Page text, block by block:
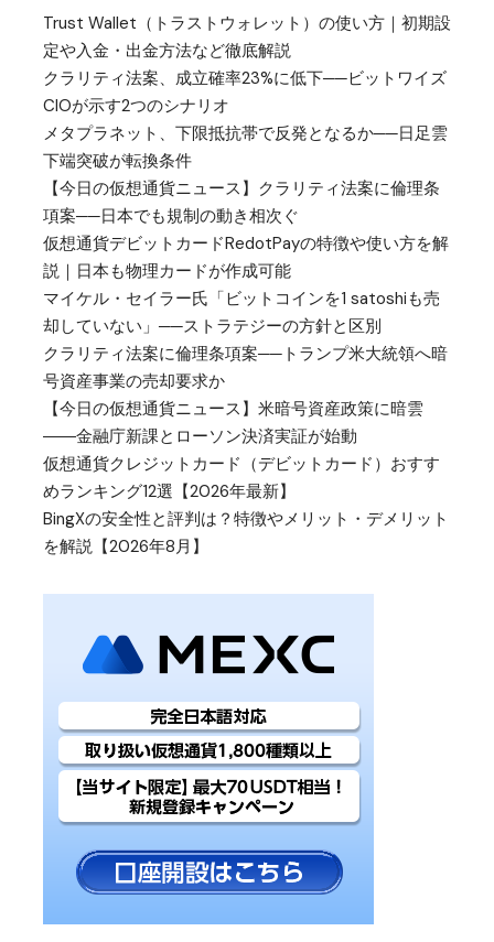
Trust Wallet（トラストウォレット）の使い方｜初期設
定や入金・出金方法など徹底解説
クラリティ法案、成立確率23%に低下──ビットワイズ
CIOが示す2つのシナリオ
メタプラネット、下限抵抗帯で反発となるか──日足雲
下端突破が転換条件
【今日の仮想通貨ニュース】クラリティ法案に倫理条
項案──日本でも規制の動き相次ぐ
仮想通貨デビットカードRedotPayの特徴や使い方を解
説｜日本も物理カードが作成可能
マイケル・セイラー氏「ビットコインを1 satoshiも売
却していない」──ストラテジーの方針と区別
クラリティ法案に倫理条項案──トランプ米大統領へ暗
号資産事業の売却要求か
【今日の仮想通貨ニュース】米暗号資産政策に暗雲
――金融庁新課とローソン決済実証が始動
仮想通貨クレジットカード（デビットカード）おすす
めランキング12選【2026年最新】
BingXの安全性と評判は？特徴やメリット・デメリット
を解説【2026年8月】